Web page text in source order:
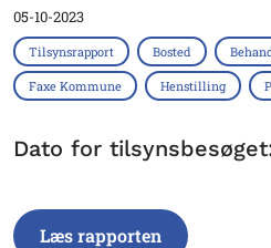
05-10-2023
Tilsynsrapport Bosted
Faxe Kommune Henstilling
Dato for
Læs rapporten